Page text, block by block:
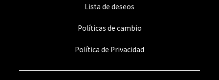
Lista de deseos
Políticas de cambio
Política de Privacidad